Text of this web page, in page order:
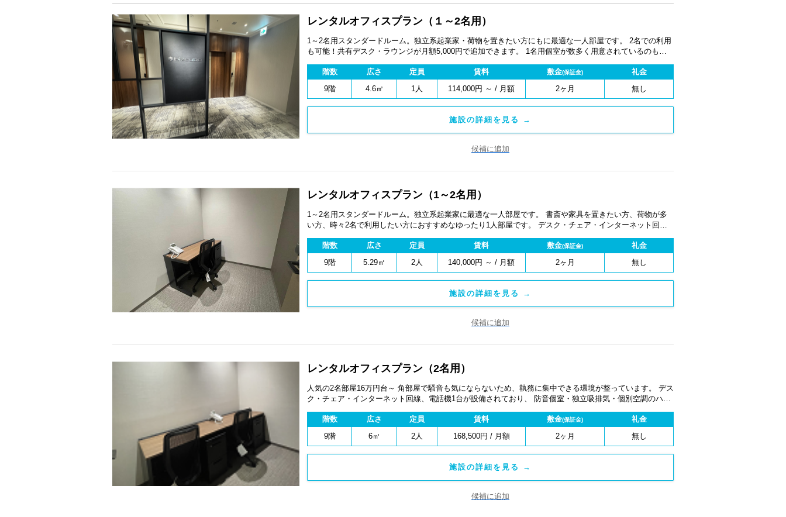
レンタルオフィスプラン（１～2名用）
1～2名用スタンダードルーム。独立系起業家・荷物を置きたい方にもに最適な一人部屋です。 2名での利用
も可能！共有デスク・ラウンジが月額5,000円で追加できます。 1名用個室が数多く用意されているのも
り、 防音個室・独立吸排気・個別空調のハイスペックプライベートオフィスです。 キャンペーン実施中
https://www.bizcube.jp/campaign
階数 広さ 定員 賃料 敷金(保証金)
礼金
9階
4.6㎡ 1人 114,000円 ～ / 月額 2ヶ月 無し
施設の詳細を見る →
候補に追加
レンタルオフィスプラン（1～2名用）
1～2名用スタンダードルーム。独立系起業家に最適な一人部屋です。 書斎や家具を置きたい方、荷物が多
い方、時々2名で利用したい方におすすめなゆったり1人部屋です。 デスク・チェア・インターネット回
です。 キャンペーン実施中 https://www.bizcube.jp/campaign
階数 広さ 定員 賃料 敷金(保証金)
礼金
9階
5.29㎡ 2人 140,000円 ～ / 月額 2ヶ月 無し
施設の詳細を見る →
候補に追加
レンタルオフィスプラン（2名用）
人気の2名部屋16万円台～ 角部屋で騒音も気にならないため、執務に集中できる環境が整っています。 デス
ク・チェア・インターネット回線、電話機1台が設備されており、 防音個室・独立吸排気・個別空調のハイ
階数
広さ 定員 賃料 敷金(保証金)
礼金
9階
6㎡ 2人 168,500円 / 月額 2ヶ月 無し
施設の詳細を見る →
候補に追加